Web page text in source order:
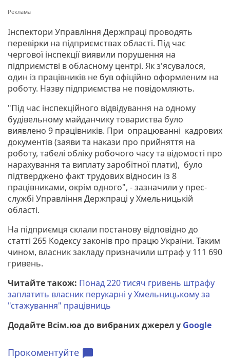
Інспектори Управління Держпраці проводять
перевірки на підприємствах області. Під час
чергової інспекції виявили порушення на
підприємстві в обласному центрі. Як з'ясувалося,
один із працівників не був офіційно оформленим на
роботу. Назву підприємства не повідомляють.
"Під час інспекційного відвідування на одному
будівельному майданчику товариства було
виявлено 9 працівників. При опрацюванні кадрових
документів (заяви та накази про прийняття на
роботу, табелі обліку робочого часу та відомості про
нарахування та виплату заробітної плати), було
підтверджено факт трудових відносин із 8
працівниками, окрім одного", - зазначили у прес-
службі Управління Держпраці у Хмельницькій
області.
На підприємця склали постанову відповідно до
статті 265 Кодексу законів про працю України. Таким
чином, власник закладу призначили штраф у 111 690
гривень.
Читайте також: Понад 220 тисяч гривень штрафу
заплатить власник перукарні у Хмельницькому за
"стажування" працівниць
Додайте Всім.юа до вибраних джерел у Google
Прокоментуйте chat_bubble